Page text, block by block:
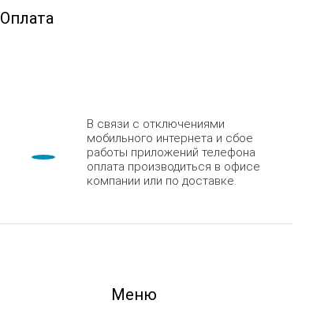
Оплата
В связи с отключениями
мобильного интернета и сбое
работы приложений телефона
оплата производиться в офисе
компании или по доставке.
Меню